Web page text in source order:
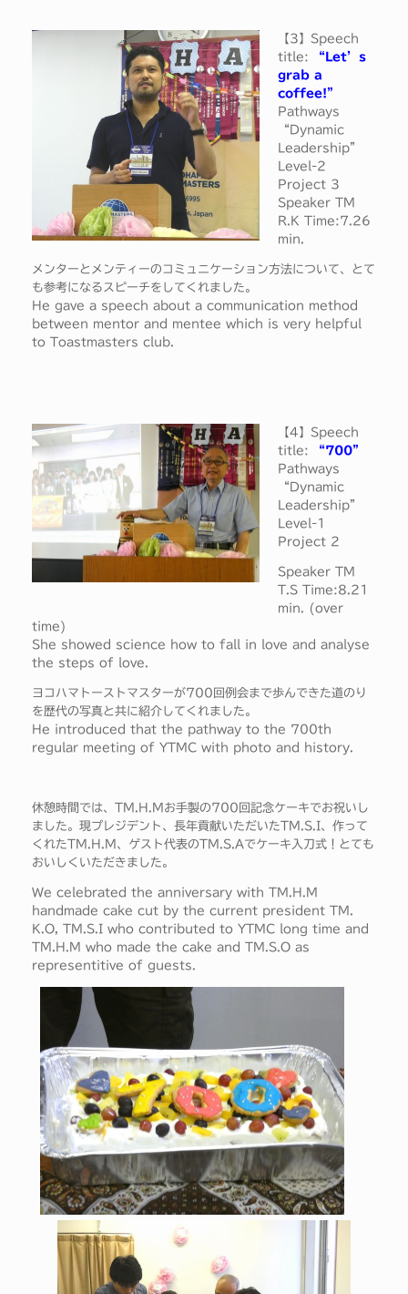
【3】Speech
title: “Let’s
grab a
coffee!”
Pathways
“Dynamic
Leadership”
Level-2
Project 3
Speaker TM
R.K Time:7.26
min.
メンターとメンティーのコミュニケーション方法について、とて
も参考になるスピーチをしてくれました。
He gave a speech about a communication method
between mentor and mentee which is very helpful
to Toastmasters club.
【4】Speech
title:
“700”
Pathways
“Dynamic
Leadership”
Level-1
Project 2
Speaker TM
T.S Time:8.21
min. (over
time)
She showed science how to fall in love and analyse
the steps of love.
ヨコハマトーストマスターが700回例会まで歩んできた道のり
を歴代の写真と共に紹介してくれました。
He introduced that the pathway to the 700th
regular meeting of YTMC with photo and history.
休憩時間では、TM.H.Mお手製の700回記念ケーキでお祝いし
ました。現プレジデント、長年貢献いただいたTM.S.I、作って
くれたTM.H.M、ゲスト代表のTM.S.Aでケーキ入刀式！とても
おいしくいただきました。
We celebrated the anniversary with TM.H.M
handmade cake cut by the current president TM.
K.O, TM.S.I who contributed to YTMC long time and
TM.H.M who made the cake and TM.S.O as
representitive of guests.